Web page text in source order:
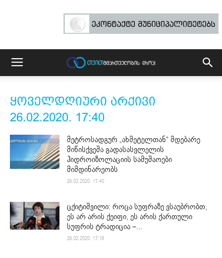
ყოველდღიური არქივი
26.02.2020. 17:40
მეტროსადგურ „ახმეტელთან“ მდებარე
მიწისქვეშა გადასასვლელის
ჰიდროიზოლაციის სამუშაოები
მიმდინარეობს
26.02.2020. 17:40
ცქიტიშვილი: როცა სუფრაზე ვსაუბრობთ,
ეს არ არის ქეიფი, ეს არის ქართული
სუფრის ტრადიცია –...
26.02.2020. 17:18